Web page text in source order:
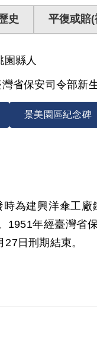
史 平復或賠
園縣人
省保安司令部新
景美園區紀念碑
為建興洋傘工
1951年經臺灣省
日刑期結束。
，2000年9月經